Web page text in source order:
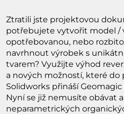
Ztratili jste projektovou
potřebujete vytvořit model /
opotřebovanou, nebo
navrhnout výrobek s
tvarem? Využijte výhod
a nových možností, které do
Solidworks přináší Geomagic
Nyní se již nemusíte obávat
neparametrických